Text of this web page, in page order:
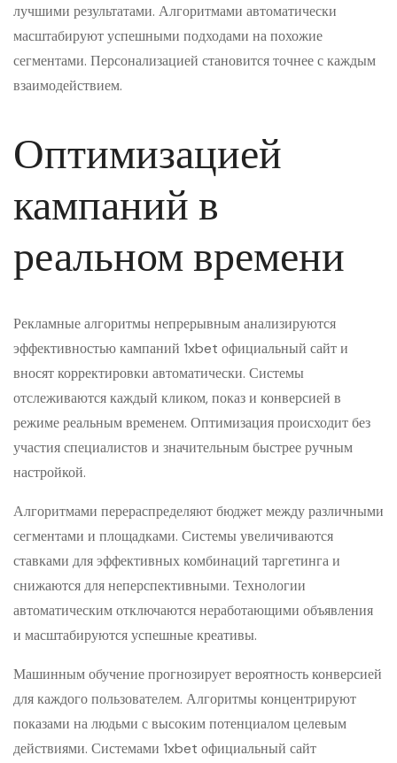
лучшими результатами. Алгоритмами автоматически
масштабируют успешными подходами на похожие
сегментами. Персонализацией становится точнее с каждым
взаимодействием.
Оптимизацией
кампаний в
реальном времени
Рекламные алгоритмы непрерывным анализируются
эффективностью кампаний 1xbet официальный сайт и
вносят корректировки автоматически. Системы
отслеживаются каждый кликом, показ и конверсией в
режиме реальным временем. Оптимизация происходит без
участия специалистов и значительным быстрее ручным
настройкой.
Алгоритмами перераспределяют бюджет между различными
сегментами и площадками. Системы увеличиваются
ставками для эффективных комбинаций таргетинга и
снижаются для неперспективными. Технологии
автоматическим отключаются неработающими объявления
и масштабируются успешные креативы.
Машинным обучение прогнозирует вероятность конверсией
для каждого пользователем. Алгоритмы концентрируют
показами на людьми с высоким потенциалом целевым
действиями. Системами 1xbet официальный сайт